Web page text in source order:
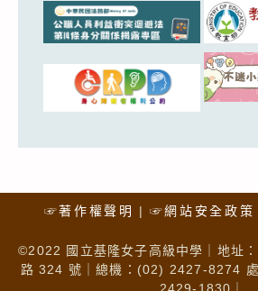
☞著作權聲明 ☞網站安全政策
©2022 國立基隆女子高級中學｜地址
路 324 號｜總機：(02) 2427-8274
2429-1830｜